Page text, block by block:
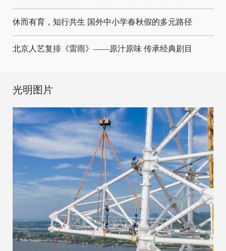
休而有育，知行共生 国外中小学春秋假的多元路径
北京人艺复排《雷雨》——原汁原味 传承经典剧目
光明图片